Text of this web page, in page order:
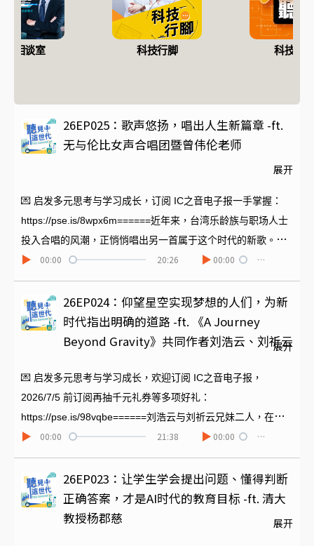
克相谈室 科技行脚 科技听IC
26EP025：歌声悠扬，唱出人生新篇章 -ft.
无与伦比女声合唱团暨曾伟伦老师
展开
💌 启发多元思考与学习成长，订阅 IC之音电子报一手掌握：
https://pse.is/8wpx6m======近年来，台湾乐龄族与职场人士
投入合唱的风潮，正悄悄唱出另一首属于这个时代的新歌。本
集《听见这时代》，邀请无与伦比女声合唱团曾伟伦老师以及
团员傅子真、杨淑如、罗曼菁、罗智能、杨兰娥，分享创团故
事与她们如何在人生不同阶段，透过歌声找到新的自己，也让
我们听见，科技时代最动人的人情温度。 歌声交辉．无与伦比
音乐会【演出者】女高音｜陈霈芬男高音｜王皓光无与伦比女
合唱团指挥｜林立君 钢琴｜罗子齐国立台湾海洋大学海韵合唱
团指挥｜林启舜 钢琴｜曾伟伦【音乐会信息】时间｜2026年8
月23日（日）14:30票价｜400/600/800/1000优惠｜无与伦比
之友8折、身障人士5折售票｜OPENTIX两厅院文化生活地点｜
新竹市文化局演艺厅音乐厅（新竹市北区东大路二段17号）购
票连结｜
https://www.opentix.life/event/2064586820053389313======
节目制作｜陈冬菱
00:00 20:26 00:00 …
26EP024：仰望星空实现梦想的人们，为新
时代指出明确的道路 -ft. 《A Journey
Beyond Gravity》共同作者刘浩云、刘祈云
展开
💌 启发多元思考与学习成长，欢迎订阅 IC之音电子报，
2026/7/5 前订阅再抽千元礼券等多项好礼：
https://pse.is/98vqbe======刘浩云与刘祈云兄妹二人，在高
中时期进行了一个超大规模的专题计划：采访太空人与太空专
家，将访谈汇整出版。这个计划进行了三年，他们访问到NASA
台湾出生太空人林琪儿在内的十位太空人与太空研究者，最终
出版了《A Journey Beyond Gravity: Powerful Interviews With
Space Legends And Astronauts That Will Transform Your
00:00 21:38 00:00 …
26EP023：让学生学会提出问题、懂得判断
正确答案，才是AI时代的教育目标 -ft. 清大
教授杨郡慈
展开